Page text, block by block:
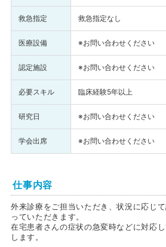
救急指定 救急指定なし
医療設備 ※お問い合わせください
認定施設 ※お問い合わせください
必要スキル 臨床経験5年以上
研究日 ※お問い合わせください
学会出席 ※お問い合わせください
仕事内容
外来診療をご担当いただき、状況に応じ
っていただきます。
在宅患者さんの症状の急変時などに対応
します。